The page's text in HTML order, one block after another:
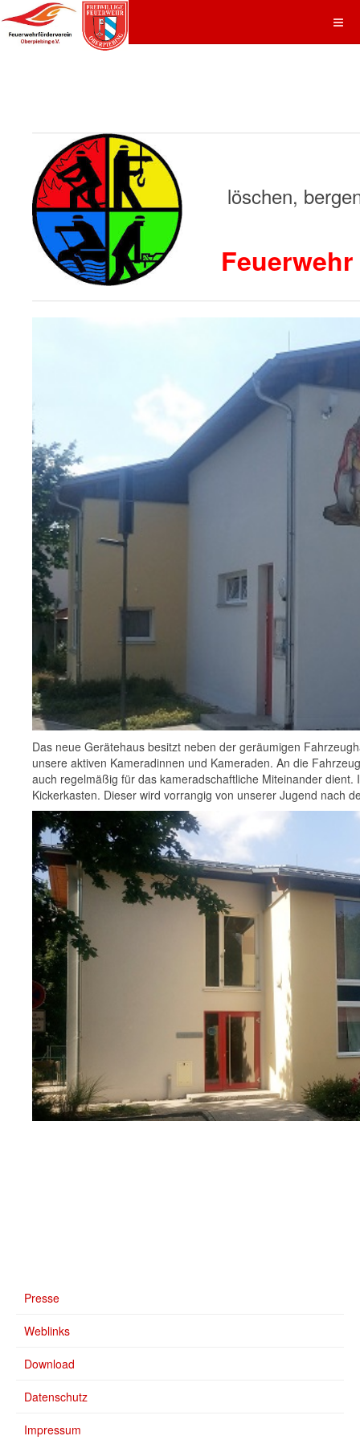
löschen,
Das neue Gerätehaus besitzt neben der geräumigen
unsere aktiven Kameradinnen und Kameraden. An die
auch regelmäßig für das kameradschaftliche Miteinander
Kickerkasten. Dieser wird vorrangig von unserer Jugend nach
Presse
Weblinks
Download
Datenschutz
Impressum